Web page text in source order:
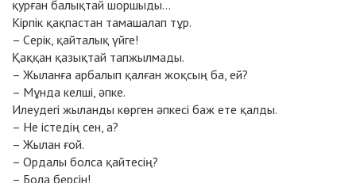
қурған балықтай шоршыды...
Кірпік қақпастан тамашалап тұр.
– Cерік, қайталық үйге!
Қаққан қазықтай тапжылмады.
– Жыланға арбалып қалған жоқсың ба, ей?
– Мұнда келші, әпке.
Илеудегі жыланды көрген әпкесі баж ете қалды.
– Не істедің сен, а?
– Жылан ғой.
– Ордалы болса қайтесің?
– Бола берсін!